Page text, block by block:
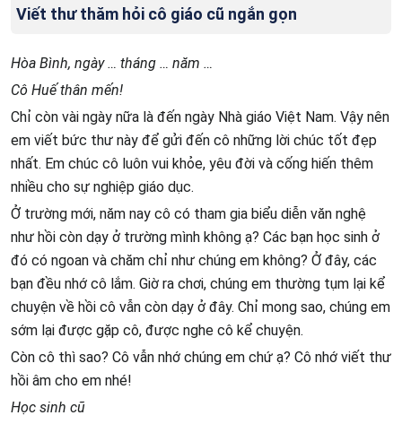
Viết thư thăm hỏi cô giáo cũ ngắn gọn
Hòa Bình, ngày … tháng … năm …
Cô Huế thân mến!
Chỉ còn vài ngày nữa là đến ngày Nhà giáo Việt Nam. Vậy nên
em viết bức thư này để gửi đến cô những lời chúc tốt đẹp
nhất. Em chúc cô luôn vui khỏe, yêu đời và cống hiến thêm
nhiều cho sự nghiệp giáo dục.
Ở trường mới, năm nay cô có tham gia biểu diễn văn nghệ
như hồi còn dạy ở trường mình không ạ? Các bạn học sinh ở
đó có ngoan và chăm chỉ như chúng em không? Ở đây, các
bạn đều nhớ cô lắm. Giờ ra chơi, chúng em thường tụm lại kể
chuyện về hồi cô vẫn còn dạy ở đây. Chỉ mong sao, chúng em
sớm lại được gặp cô, được nghe cô kể chuyện.
Còn cô thì sao? Cô vẫn nhớ chúng em chứ ạ? Cô nhớ viết thư
hồi âm cho em nhé!
Học sinh cũ